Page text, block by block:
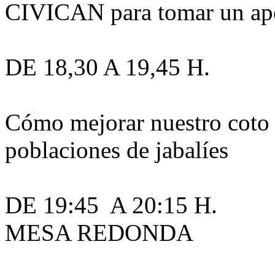
CIVICAN para tomar un
DE 18,30 A 19,45 H.
Cómo mejorar nuestro coto
poblaciones de jabalíes
DE 19:45 A 20:15 H.
MESA REDONDA